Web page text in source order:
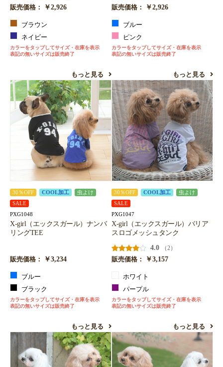
販売価格：
￥2,926
ブラウン
ネイビー
カラーをタップしてサイズ・在庫を表示
表記の無いサイズは販売終了
もっと見る
販売価格：
￥2,926
ブルー
ピンク
カラーをタップしてサイズ・在庫を表示
表記の無いサイズは販売終了
もっと見る
30％OFF COOL加工
虫よけ
SALE
PXG1048
X-girl（エックスガール）ナンバ
リングTEE
販売価格： ￥3,234
ブルー
ブラック
カラーをタップしてサイズ・在庫を表示
表記の無いサイズは販売終了
もっと見る
30％OFF COOL加工
虫よけ
SALE
PXG1047
X-girl（エックスガール）バリア
スロゴメッシュタンク
4.0
（2）
販売価格：
￥3,157
ホワイト
パープル
カラーをタップしてサイズ・在庫を表示
表記の無いサイズは販売終了
もっと見る